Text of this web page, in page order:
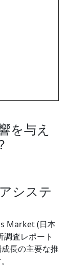
を与え
システ
Market (日本
査レポート
長の主要な推